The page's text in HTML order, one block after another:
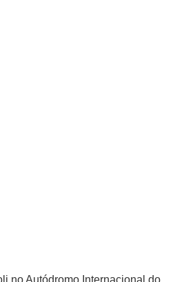
no Autódromo Internacional do...